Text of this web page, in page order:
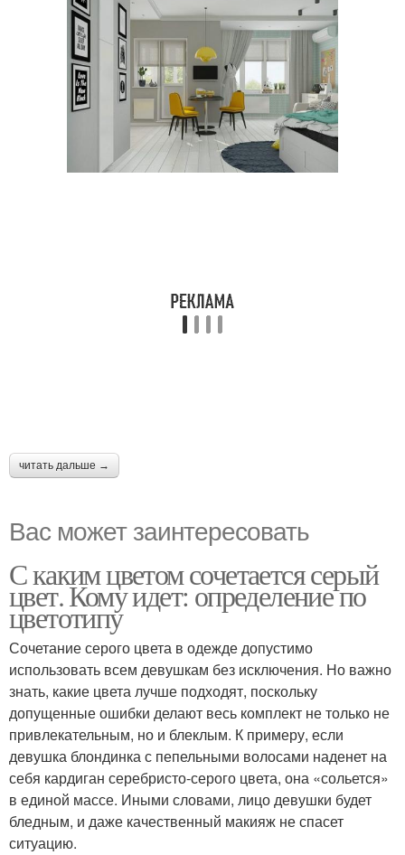
читать дальше →
Вас может заинтересовать
С каким цветом сочетается серый
цвет. Кому идет: определение по
цветотипу
Сочетание серого цвета в одежде допустимо
использовать всем девушкам без исключения. Но важно
знать, какие цвета лучше подходят, поскольку
допущенные ошибки делают весь комплект не только не
привлекательным, но и блеклым. К примеру, если
девушка блондинка с пепельными волосами наденет на
себя кардиган серебристо-серого цвета, она «сольется»
в единой массе. Иными словами, лицо девушки будет
бледным, и даже качественный макияж не спасет
ситуацию.